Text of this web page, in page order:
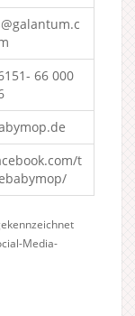
66 000
t
Media-